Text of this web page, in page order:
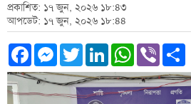
প্রকাশিত: ১৭ জুন, ২০২৬ ১৮:৪৩
আপডেট: ১৭ জুন, ২০২৬ ১৮:৪৪
Facebook
Messenger
TwitterLinkedInWhatsApp
Viber